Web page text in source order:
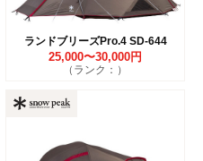
ランドブリーズPro.4 SD-644
25,000〜30,000円
（ランク：）